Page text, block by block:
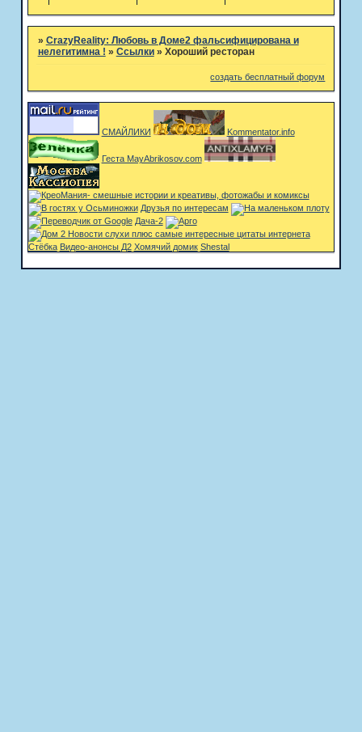
» CrazyReality: Любовь в Доме2 фальсифицирована и
нелегитимна ! » Ссылки » Хороший ресторан
создать бесплатный форум
СМАЙЛИКИ Kommentator.info
Геста MayAbrikosov.com
Друзья по интересам
Дача-2
Стёбка Видео-анонсы Д2 Хомячий домик Shestal